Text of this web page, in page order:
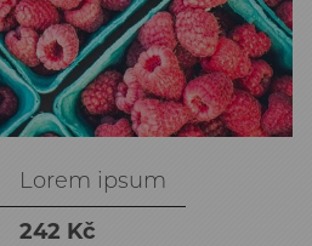
Lorem ipsum
242 Kč